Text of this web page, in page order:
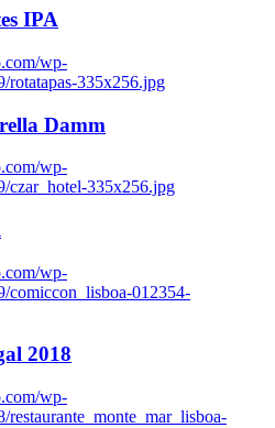
IPA
wp-
rotatapas-335x256.jpg
Damm
wp-
czar_hotel-335x256.jpg
wp-
comiccon_lisboa-012354-
2018
wp-
restaurante_monte_mar_lisboa-